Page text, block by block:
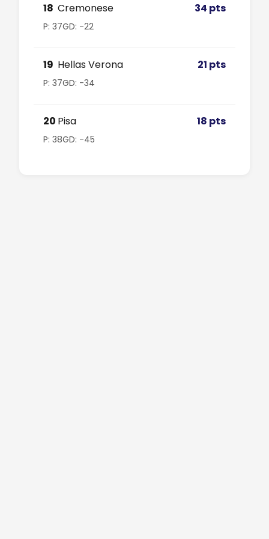
18 Cremonese 34 pts
P: 37GD: -22
19 Hellas Verona 21 pts
P: 37GD: -34
20 Pisa 18 pts
P: 38GD: -45